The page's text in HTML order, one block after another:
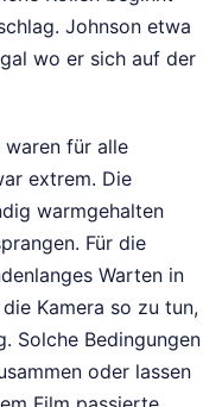
Johnson etwa
wo er sich auf der
waren für alle
extrem. Die
warmgehalten
Für die
Warten in
Kamera so zu tun,
Solche Bedingungen
oder lassen